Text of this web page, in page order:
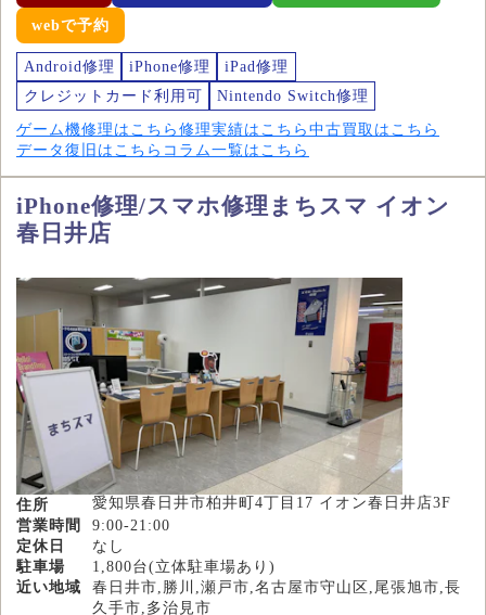
webで予約
Android修理 iPhone修理
iPad修理
クレジットカード利用可
Nintendo Switch修理
ゲーム機修理はこちら 修理実績はこちら 中古買取はこちら
データ復旧はこちら コラム一覧はこちら
iPhone修理/スマホ修理まちスマ イオン
春日井店
住所
愛知県春日井市柏井町4丁目17 イオン春日井店3F
営業時間
9:00-21:00
定休日
なし
駐車場
1,800台(立体駐車場あり)
近い地域
春日井市,勝川,瀬戸市,名古屋市守山区,尾張旭市,長
久手市,多治見市